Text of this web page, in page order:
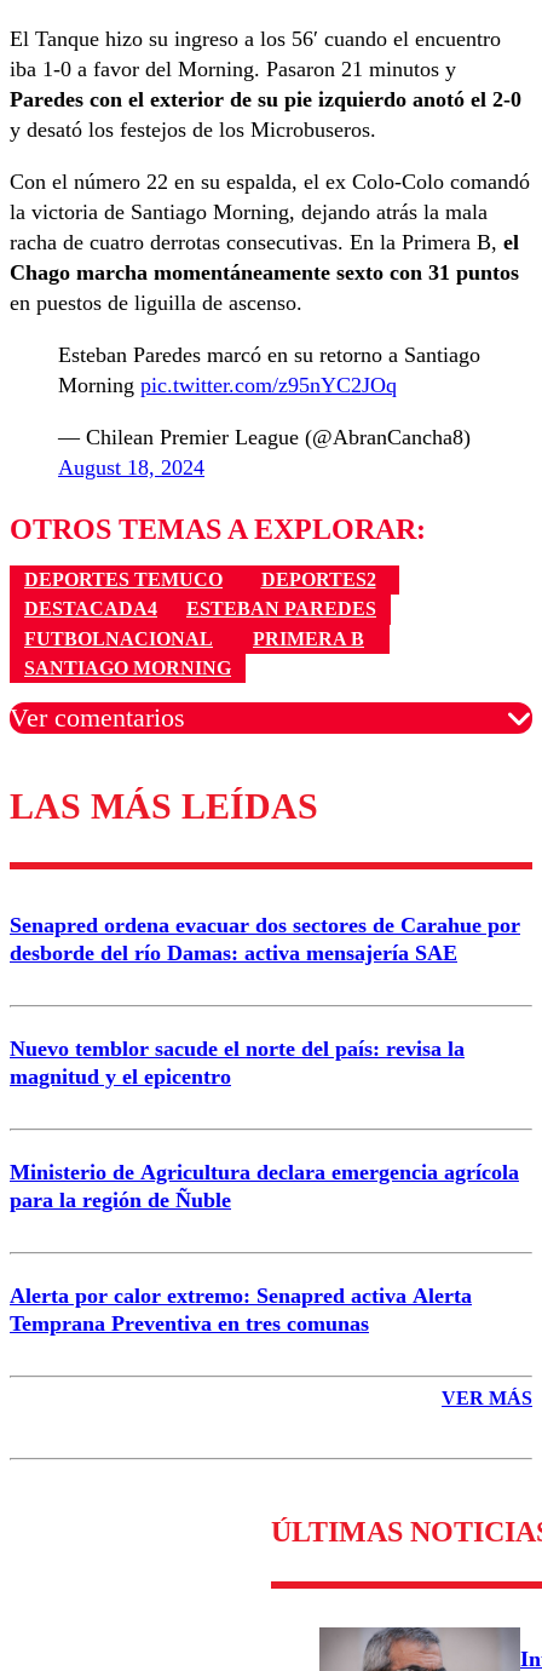
El Tanque hizo su ingreso a los 56′ cuando el encuentro
iba 1-0 a favor del Morning. Pasaron 21 minutos y
Paredes con el exterior de su pie izquierdo anotó el 2-0
y desató los festejos de los Microbuseros.
Con el número 22 en su espalda, el ex Colo-Colo comandó
la victoria de Santiago Morning, dejando atrás la mala
racha de cuatro derrotas consecutivas. En la Primera B, el
Chago marcha momentáneamente sexto con 31 puntos
en puestos de liguilla de ascenso.
Esteban Paredes marcó en su retorno a Santiago
Morning pic.twitter.com/z95nYC2JOq
— Chilean Premier League (@AbranCancha8)
August 18, 2024
OTROS TEMAS A EXPLORAR:
DEPORTES TEMUCO
DEPORTES2
DESTACADA4
ESTEBAN PAREDES
FUTBOLNACIONAL
PRIMERA B
SANTIAGO MORNING
Ver comentarios
Los comentarios son moderados para garantizar un
diálogo respetuoso.
Correo
LAS MÁS LEÍDAS
Senapred ordena evacuar dos sectores de Carahue por
desborde del río Damas: activa mensajería SAE
Nuevo temblor sacude el norte del país: revisa la
magnitud y el epicentro
Ministerio de Agricultura declara emergencia agrícola
para la región de Ñuble
Alerta por calor extremo: Senapred activa Alerta
Temprana Preventiva en tres comunas
VER MÁS
ÚLTIMAS